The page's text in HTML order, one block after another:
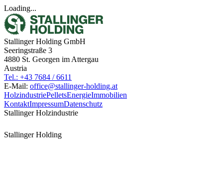
Loading...
Stallinger Holding GmbH
Seeringstraße 3
4880 St. Georgen im Attergau
Austria
Tel.: +43 7684 / 6611
E-Mail: office@stallinger-holding.at
HolzindustriePelletsEnergieImmobilien
KontaktImpressumDatenschutz
Stallinger Holzindustrie
Stallinger Holding